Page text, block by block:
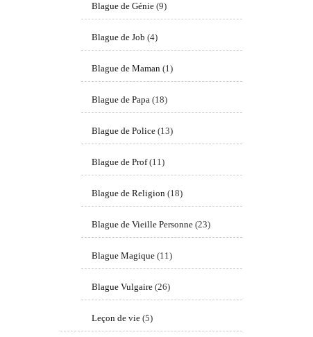
Blague de Génie(9)
Blague de Job (4)
Blague de Maman(1)
Blague de Papa(18)
Blague de Police(13)
Blague de Prof(11)
Blague de Religion(18)
Blague de Vieille Personne(23)
Blague Magique(11)
Blague Vulgaire(26)
Leçon de vie(5)